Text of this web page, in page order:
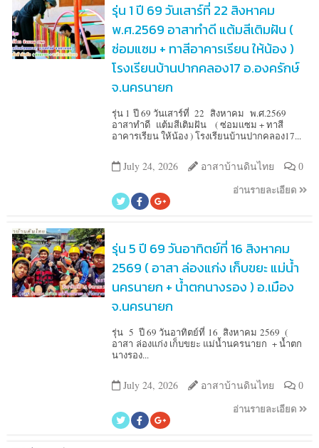
รุ่น 1 ปี 69 วันเสาร์ที่ 22 สิงหาคม
พ.ศ.2569 อาสาทำดี แต้มสีเติมฝัน (
ซ่อมแซม + ทาสีอาคารเรียน ให้น้อง )
โรงเรียนบ้านปากคลอง17 อ.องครักษ์
จ.นครนายก
รุ่น 1 ปี 69 วันเสาร์ที่ 22 สิงหาคม พ.ศ.2569
อาสาทำดี แต้มสีเติมฝัน ( ซ่อมแซม + ทาสี
อาคารเรียน ให้น้อง ) โรงเรียนบ้านปากคลอง17...
July 24, 2026 อาสาบ้านดินไทย 0
อ่านรายละเอียด
รุ่น 5 ปี 69 วันอาทิตย์ที่ 16 สิงหาคม
2569 ( อาสา ล่องแก่ง เก็บขยะ แม่น้ำ
นครนายก + น้ำตกนางรอง ) อ.เมือง
จ.นครนายก
รุ่น 5 ปี 69 วันอาทิตย์ที่ 16 สิงหาคม 2569 (
อาสา ล่องแก่ง เก็บขยะ แม่น้ำนครนายก + น้ำตก
นางรอง...
July 24, 2026 อาสาบ้านดินไทย 0
อ่านรายละเอียด